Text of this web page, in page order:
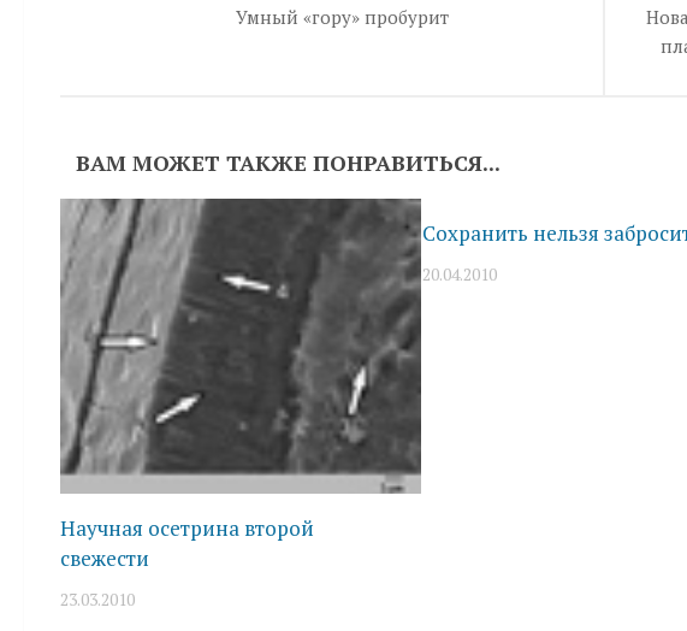
Умный «гору» пробурит
ВАМ МОЖЕТ ТАКЖЕ ПОНРАВИТЬСЯ...
Научная осетрина второй
свежести
23.03.2010
Сохранить нельзя
20.04.2010